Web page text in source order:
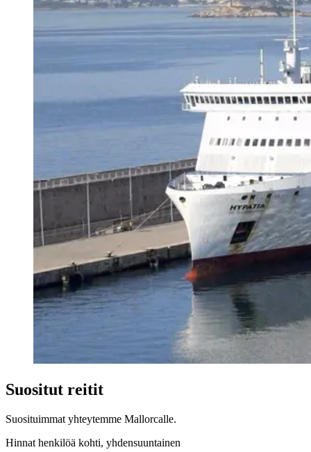
Suositut reitit
Suosituimmat yhteytemme Mallorcalle.
Hinnat henkilöä kohti, yhdensuuntainen